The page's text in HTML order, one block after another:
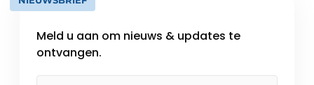
Meld u aan om nieuws & updates te
ontvangen.